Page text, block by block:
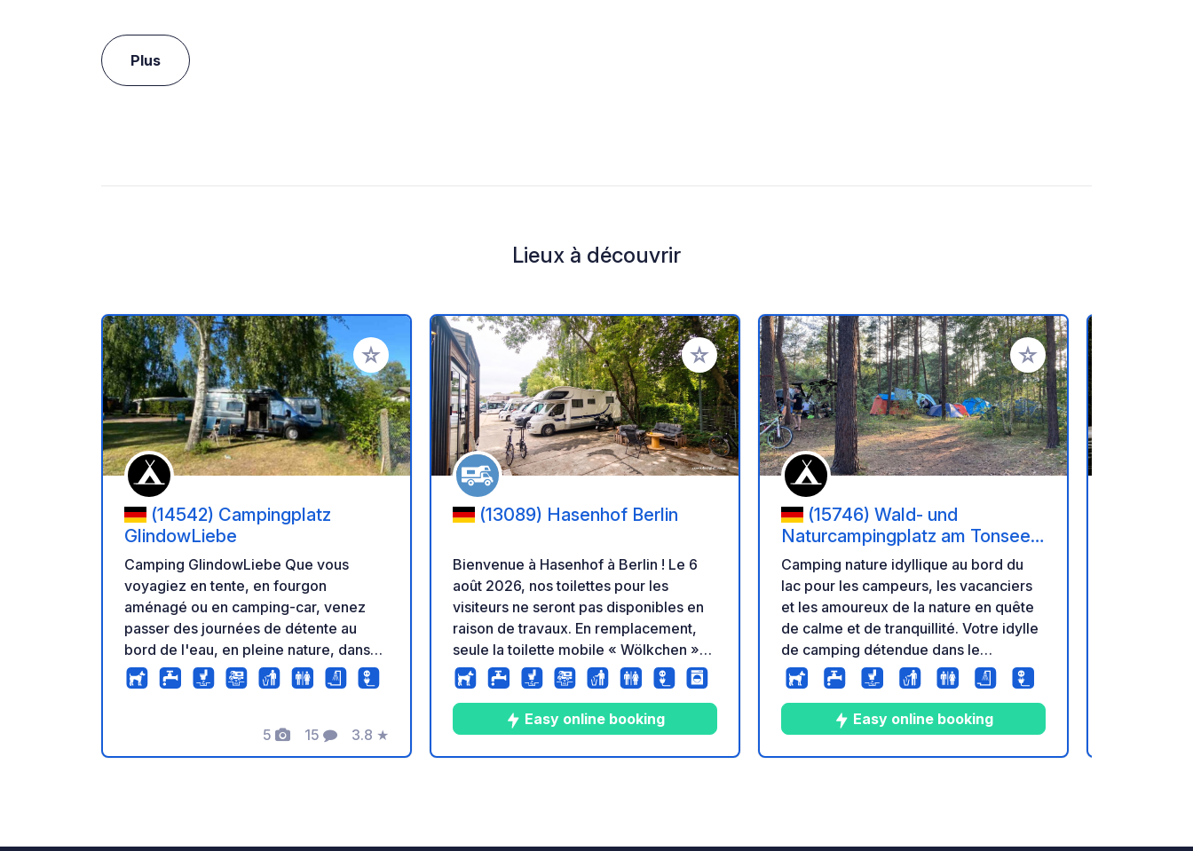
Plus
Lieux à découvrir
Ajouter à vos favoris
(14542) Campingplatz
GlindowLiebe
Camping GlindowLiebe Que vous
voyagiez en tente, en fourgon
aménagé ou en camping-car, venez
passer des journées de détente au
bord de l'eau, en pleine nature, dans
notre camping à partir de 29,50 € la
nuit. Des sanitaires modernes (en cours
baignade (payant) et la proximité du
village vous garantissent un séjour
5
Photos
15
Commentaires
3.8
Note
★
Ajouter à vos favoris
(13089) Hasenhof Berlin
Bienvenue à Hasenhof à Berlin ! Le 6
août 2026, nos toilettes pour les
visiteurs ne seront pas disponibles en
raison de travaux. En remplacement,
seule la toilette mobile « Wölkchen »
sera accessible ce jour-là. Mise à jour
du 01/08/2026 : Nous disposons
désormais d’un lave-linge et d’un
sèche-linge en libre-service. Le
paiement est uniquement possible sans
Easy online booking
Ajouter à vos favoris
(15746) Wald- und
Naturcampingplatz am Tonsee
Süd
Camping nature idyllique au bord du
lac pour les campeurs, les vacanciers
et les amoureux de la nature en quête
de calme et de tranquillité. Votre idylle
de camping détendue dans le
Brandebourg sur Tonsee Süd, entre le
Spreewald et Berlin.
Easy online booking